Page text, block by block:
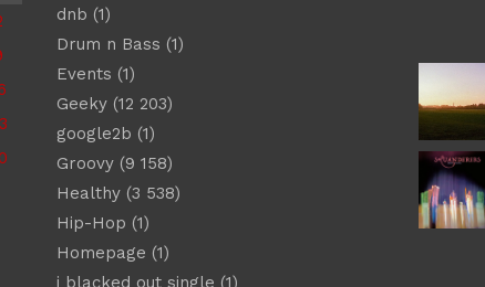
dnb (1)
Drum n Bass (1)
Events (1)
Geeky(12 203)
google2b (1)
Groovy(9 158)
Healthy(3 538)
Hip-Hop (1)
Homepage (1)
i blacked out single (1)